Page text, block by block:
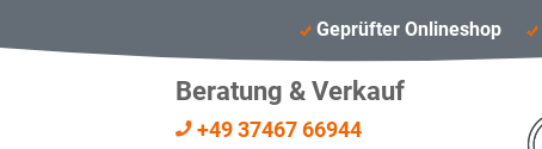
Geprüfter Onlineshop
Beratung & Verkauf
+49 37467 66944